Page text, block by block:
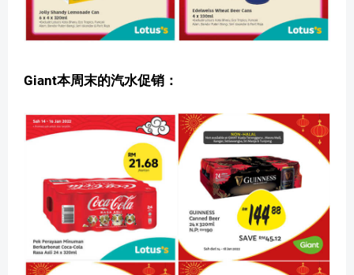
Giant本周末的汽水促销：